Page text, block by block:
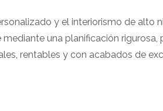
y el interiorismo de alto
una planificación rigurosa,
rentables y con acabados de